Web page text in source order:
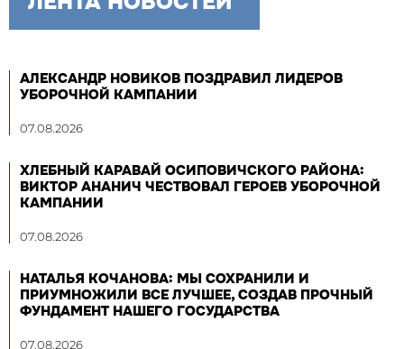
АЛЕКСАНДР НОВИКОВ ПОЗДРАВИЛ ЛИДЕРОВ
УБОРОЧНОЙ КАМПАНИИ
07.08.2026
ХЛЕБНЫЙ КАРАВАЙ ОСИПОВИЧСКОГО РАЙОНА:
ВИКТОР АНАНИЧ ЧЕСТВОВАЛ ГЕРОЕВ УБОРОЧНОЙ
КАМПАНИИ
07.08.2026
НАТАЛЬЯ КОЧАНОВА: МЫ СОХРАНИЛИ И
ПРИУМНОЖИЛИ ВСЕ ЛУЧШЕЕ, СОЗДАВ ПРОЧНЫЙ
ФУНДАМЕНТ НАШЕГО ГОСУДАРСТВА
07.08.2026